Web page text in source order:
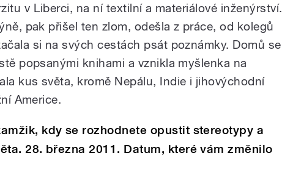
v Liberci, na ní textilní a materiálové inženýrství.
pak přišel ten zlom, odešla z práce, od kolegů
si na svých cestách psát poznámky. Domů se
popsanými knihami a vznikla myšlenka na
kus světa, kromě Nepálu, Indie i jihovýchodní
Americe.
kdy se rozhodnete opustit stereotypy a
28. března 2011. Datum, které vám změnilo